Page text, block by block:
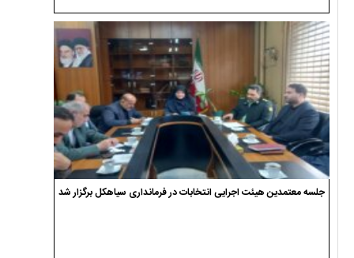
جلسه معتمدین هیئت اجرایی انتخابات در فرمانداری سیاهکل برگزار شد